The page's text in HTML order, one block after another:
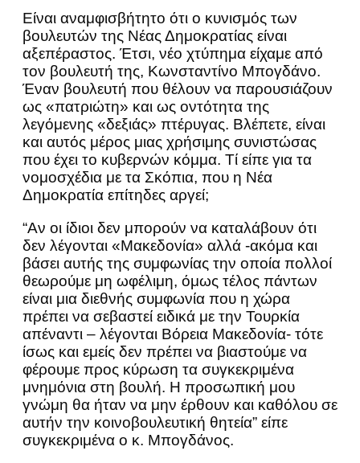
Είναι αναμφισβήτητο ότι ο κυνισμός των
βουλευτών της Νέας Δημοκρατίας είναι
αξεπέραστος. Έτσι, νέο χτύπημα είχαμε από
τον βουλευτή της, Κωνσταντίνο Μπογδάνο.
Έναν βουλευτή που θέλουν να παρουσιάζουν
ως «πατριώτη» και ως οντότητα της
λεγόμενης «δεξιάς» πτέρυγας. Βλέπετε, είναι
και αυτός μέρος μιας χρήσιμης συνιστώσας
που έχει το κυβερνών κόμμα. Τί είπε για τα
νομοσχέδια με τα Σκόπια, που η Νέα
Δημοκρατία επίτηδες αργεί;
“Αν οι ίδιοι δεν μπορούν να καταλάβουν ότι
δεν λέγονται «Μακεδονία» αλλά -ακόμα και
βάσει αυτής της συμφωνίας την οποία πολλοί
θεωρούμε μη ωφέλιμη, όμως τέλος πάντων
είναι μια διεθνής συμφωνία που η χώρα
πρέπει να σεβαστεί ειδικά με την Τουρκία
απέναντι – λέγονται Βόρεια Μακεδονία- τότε
ίσως και εμείς δεν πρέπει να βιαστούμε να
φέρουμε προς κύρωση τα συγκεκριμένα
μνημόνια στη βουλή. Η προσωπική μου
γνώμη θα ήταν να μην έρθουν και καθόλου σε
αυτήν την κοινοβουλευτική θητεία” είπε
συγκεκριμένα ο κ. Μπογδάνος.